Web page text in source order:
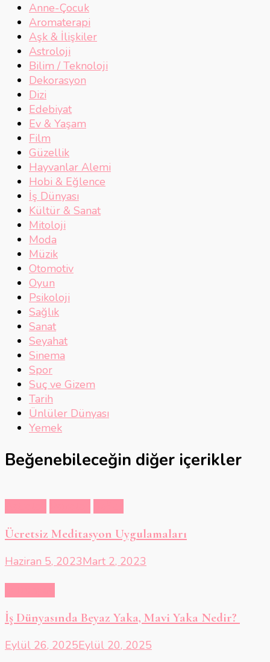
Anne-Çocuk
Aromaterapi
Aşk & İlişkiler
Astroloji
Bilim / Teknoloji
Dekorasyon
Dizi
Edebiyat
Ev & Yaşam
Film
Güzellik
Hayvanlar Alemi
Hobi & Eğlence
İş Dünyası
Kültür & Sanat
Mitoloji
Moda
Müzik
Otomotiv
Oyun
Psikoloji
Sağlık
Sanat
Seyahat
Sinema
Spor
Suç ve Gizem
Tarih
Ünlüler Dünyası
Yemek
Beğenebileceğin diğer içerikler
Ücretsiz Meditasyon Uygulamaları
Haziran 5, 2023Mart 2, 2023
İş Dünyasında Beyaz Yaka, Mavi Yaka Nedir?
Eylül 26, 2025Eylül 20, 2025